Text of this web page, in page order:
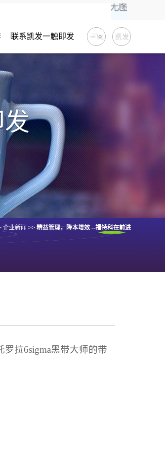
凯发
一触
联系凯发一触即发
企业新闻 >>精益管理，降本增效 --福特科在前进
拉6sigma黑带大师的带